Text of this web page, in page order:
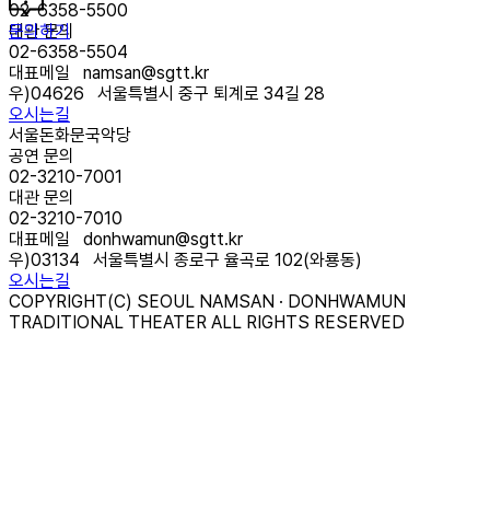
문의하기
02-6358-5500
대관 문의
02-6358-5504
대표메일 namsan@sgtt.kr
우)04626
서울특별시 중구 퇴계로 34길 28
오시는길
서울돈화문국악당
공연 문의
02-3210-7001
대관 문의
02-3210-7010
대표메일 donhwamun@sgtt.kr
우)03134
서울특별시 종로구 율곡로 102(와룡동)
오시는길
COPYRIGHT(C) SEOUL NAMSAN · DONHWAMUN
TRADITIONAL THEATER ALL RIGHTS RESERVED